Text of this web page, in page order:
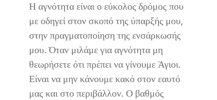
Η αγνότητα είναι ο εύκολος δρόμος που
με οδηγεί στον σκοπό της ύπαρξής μου,
στην πραγματοποίηση της ενσάρκωσής
μου. Όταν μιλάμε για αγνότητα μη
θεωρήσετε ότι πρέπει να γίνουμε Άγιοι.
Είναι να μην κάνουμε κακό στον εαυτό
μας και στο περιβάλλον. Ο βαθμός